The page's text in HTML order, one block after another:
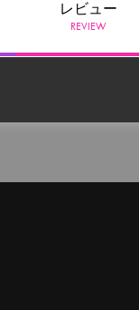
レビュー
REVIEW